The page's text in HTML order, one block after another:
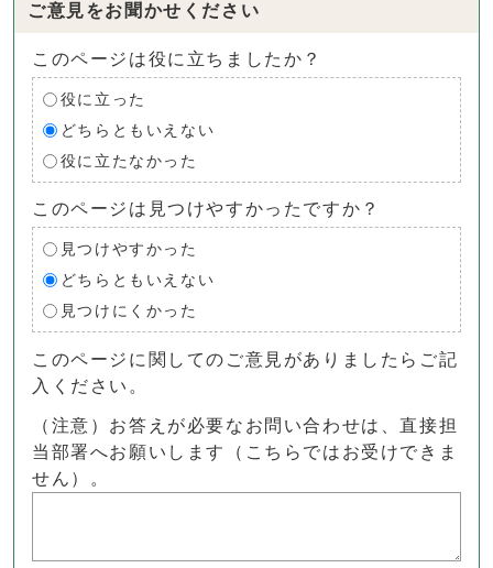
ご意見をお聞かせください
このページは役に立ちましたか？
役に立った
どちらともいえない
役に立たなかった
このページは見つけやすかったですか？
見つけやすかった
どちらともいえない
見つけにくかった
このページに関してのご意見がありましたらご記
入ください。
（注意）お答えが必要なお問い合わせは、直接担
当部署へお願いします（こちらではお受けできま
せん）。